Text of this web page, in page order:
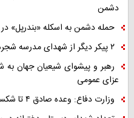
دشمن
حمله دشمن به اسکله «بندرپل» در هرمزگان/ ۵
۲ پیکر دیگر از شهدای مدرسه شجره طیبه میناب شناسایی شد
عزای عمومی
وزارت دفاع: وعده صادق ۴ تا شکست کامل دشمن ادامه خواهد داشت